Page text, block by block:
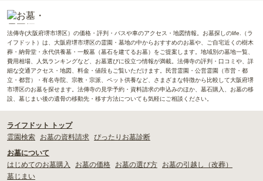
法傳寺(大阪府堺市堺区）の価格・評判・バスや車のアクセス・地図情報。お墓探しのlife.（ラ
イフドット）は、大阪府堺市堺区の霊園・墓地の中からおすすめのお墓や、ご自宅近くの樹木
葬・納骨堂・永代供養墓・一般墓（墓石を建てるお墓）をご提案します。地域別の墓地一覧、
費用相場、人気ランキングなど、お墓選びに役立つ情報が満載。法傳寺の評判・口コミや、詳
細な交通アクセス・地図、料金・値段もご覧いただけます。民営霊園・公営霊園（市営・都
立・都営）・有名寺院、宗教・宗派、ペット供養など、さまざまな特徴から比較して大阪府堺
市堺区のお墓を探せます。法傳寺の見学予約・資料請求の申込みのほか、墓石購入、お墓の移
設、墓じまい後の遺骨の移動先・移す方法についても気軽にご相談ください。
ライフドット トップ
霊園検索
お墓の資料請求 ぴったりお墓診断
お墓について
はじめてのお墓購入
お墓の価格 お墓の選び方
お墓の引越し（改葬）
墓じまい